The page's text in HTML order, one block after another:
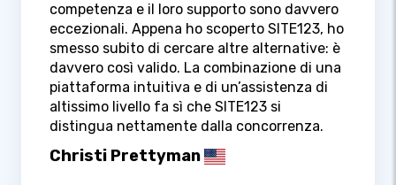
competenza e il loro supporto sono davvero
eccezionali. Appena ho scoperto SITE123, ho
smesso subito di cercare altre alternative: è
davvero così valido. La combinazione di una
piattaforma intuitiva e di un’assistenza di
altissimo livello fa sì che SITE123 si
distingua nettamente dalla concorrenza.
Christi Prettyman